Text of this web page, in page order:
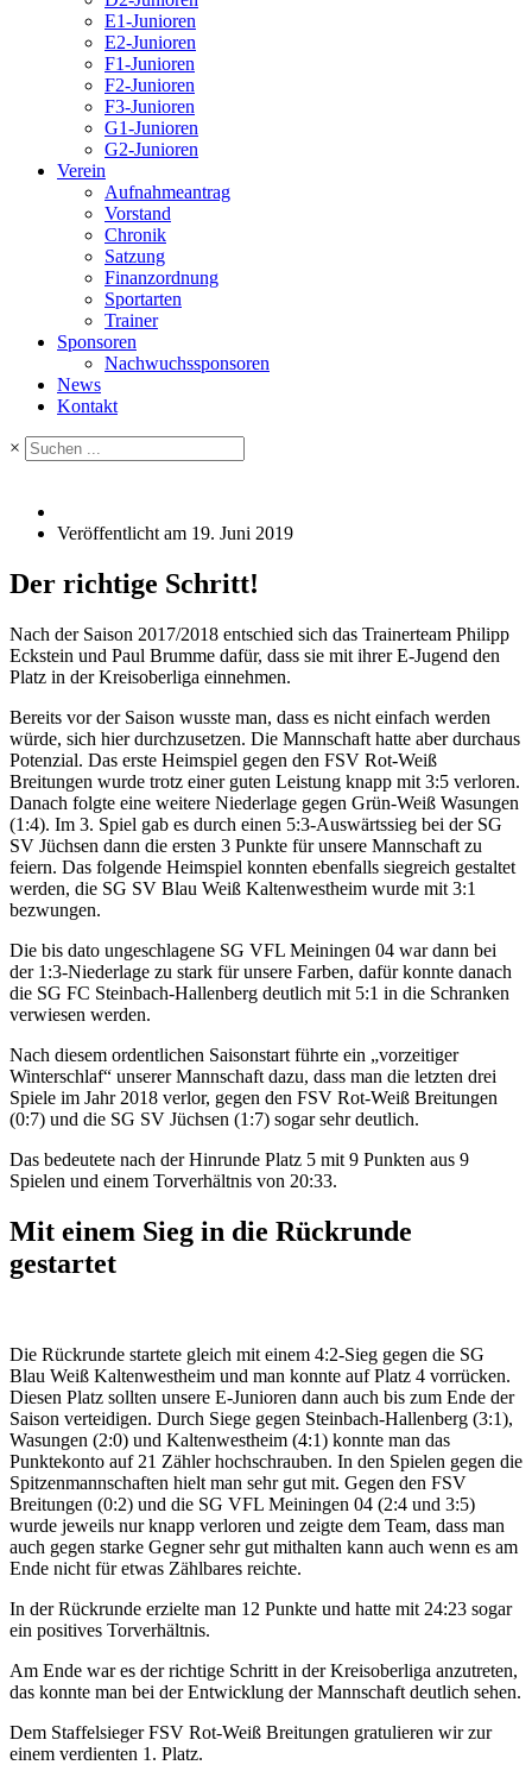
E1-Junioren
E2-Junioren
F1-Junioren
F2-Junioren
F3-Junioren
G1-Junioren
G2-Junioren
Verein
Aufnahmeantrag
Vorstand
Chronik
Satzung
Finanzordnung
Sportarten
Trainer
Sponsoren
Nachwuchssponsoren
News
Kontakt
×
Veröffentlicht am 19. Juni 2019
Der richtige Schritt!
Nach der Saison 2017/2018 entschied sich das Trainerteam Philipp
Eckstein und Paul Brumme dafür, dass sie mit ihrer E-Jugend den
Platz in der Kreisoberliga einnehmen.
Bereits vor der Saison wusste man, dass es nicht einfach werden
würde, sich hier durchzusetzen. Die Mannschaft hatte aber durchaus
Potenzial. Das erste Heimspiel gegen den FSV Rot-Weiß
Breitungen wurde trotz einer guten Leistung knapp mit 3:5 verloren.
Danach folgte eine weitere Niederlage gegen Grün-Weiß Wasungen
(1:4). Im 3. Spiel gab es durch einen 5:3-Auswärtssieg bei der SG
SV Jüchsen dann die ersten 3 Punkte für unsere Mannschaft zu
feiern. Das folgende Heimspiel konnten ebenfalls siegreich gestaltet
werden, die SG SV Blau Weiß Kaltenwestheim wurde mit 3:1
bezwungen.
Die bis dato ungeschlagene SG VFL Meiningen 04 war dann bei
der 1:3-Niederlage zu stark für unsere Farben, dafür konnte danach
die SG FC Steinbach-Hallenberg deutlich mit 5:1 in die Schranken
verwiesen werden.
Nach diesem ordentlichen Saisonstart führte ein „vorzeitiger
Winterschlaf“ unserer Mannschaft dazu, dass man die letzten drei
Spiele im Jahr 2018 verlor, gegen den FSV Rot-Weiß Breitungen
(0:7) und die SG SV Jüchsen (1:7) sogar sehr deutlich.
Das bedeutete nach der Hinrunde Platz 5 mit 9 Punkten aus 9
Spielen und einem Torverhältnis von 20:33.
Mit einem Sieg in die Rückrunde
gestartet
Die Rückrunde startete gleich mit einem 4:2-Sieg gegen die SG
Blau Weiß Kaltenwestheim und man konnte auf Platz 4 vorrücken.
Diesen Platz sollten unsere E-Junioren dann auch bis zum Ende der
Saison verteidigen. Durch Siege gegen Steinbach-Hallenberg (3:1),
Wasungen (2:0) und Kaltenwestheim (4:1) konnte man das
Punktekonto auf 21 Zähler hochschrauben. In den Spielen gegen die
Spitzenmannschaften hielt man sehr gut mit. Gegen den FSV
Breitungen (0:2) und die SG VFL Meiningen 04 (2:4 und 3:5)
wurde jeweils nur knapp verloren und zeigte dem Team, dass man
auch gegen starke Gegner sehr gut mithalten kann auch wenn es am
Ende nicht für etwas Zählbares reichte.
In der Rückrunde erzielte man 12 Punkte und hatte mit 24:23 sogar
ein positives Torverhältnis.
Am Ende war es der richtige Schritt in der Kreisoberliga anzutreten,
das konnte man bei der Entwicklung der Mannschaft deutlich sehen.
Dem Staffelsieger FSV Rot-Weiß Breitungen gratulieren wir zur
einem verdienten 1. Platz.